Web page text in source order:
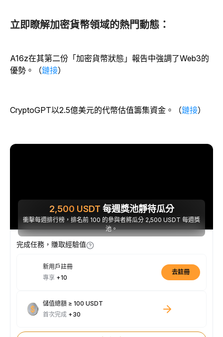
立即瞭解加密貨幣領域的熱門動態：
A16z在其第二份「加密貨幣狀態」報告中強調了Web3的
優勢。（鏈接）
CryptoGPT以2.5億美元的代幣估值籌集資金。（鏈接）
2,500 USDT 每週獎池靜待瓜分
衝擊每週排行榜，排名前 100 的參與者將瓜分 2,500 USDT 每週獎
池。
完成任務，賺取經驗值
新用戶註冊
專享 +10
去註冊
儲值總額 ≥ 100 USDT
首次完成 +30